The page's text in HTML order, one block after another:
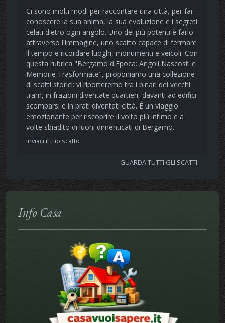
Ci sono molti modi per raccontare una città, per far
conoscere la sua anima, la sua evoluzione e i segreti
celati dietro ogni angolo. Uno dei più potenti è farlo
attraverso l'immagine, uno scatto capace di fermare
il tempo e ricordare luoghi, monumenti e veicoli. Con
questa rubrica "Bergamo d'Epoca: Angoli Nascosti e
Memorie Trasformate", proponiamo una collezione
di scatti storici: vi riporteremo tra i binari dei vecchi
tram, in frazioni diventate quartieri, davanti ad edifici
scomparsi e in prati diventati città. È un viaggio
emozionante per riscoprire il volto più intimo e a
volte sbiadito di luohi dimenticati di Bergamo.
Inviaci il tuo scatto
GUARDA TUTTI GLI SCATTI
Info Casa